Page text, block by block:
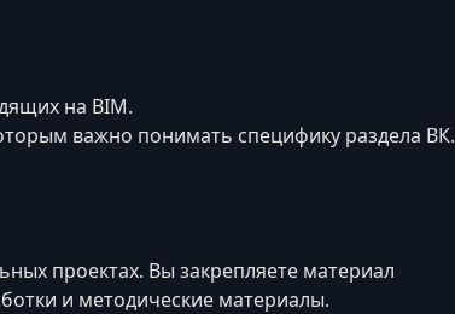
на BIM.
важно понимать специфику раздела ВК.
проектах. Вы закрепляете материал
и методические материалы.